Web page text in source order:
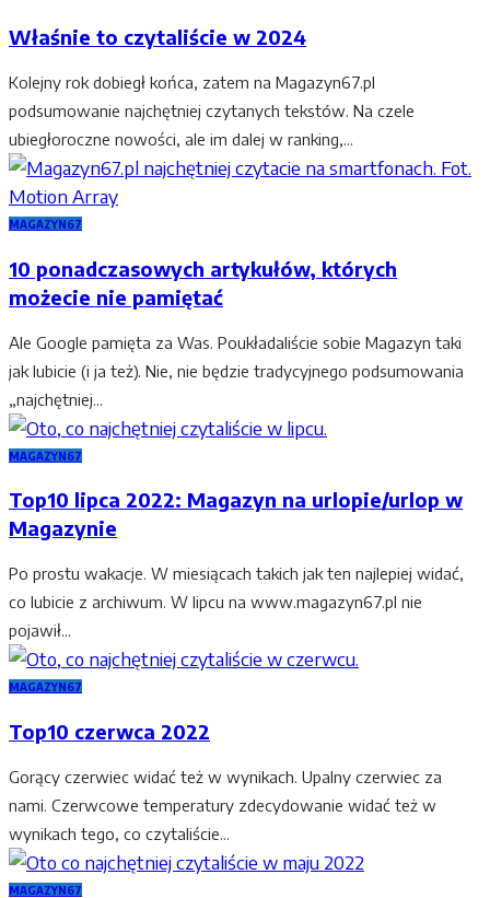
Właśnie to czytaliście w 2024
Kolejny rok dobiegł końca, zatem na Magazyn67.pl
podsumowanie najchętniej czytanych tekstów. Na czele
ubiegłoroczne nowości, ale im dalej w ranking,...
MAGAZYN67
10 ponadczasowych artykułów, których
możecie nie pamiętać
Ale Google pamięta za Was. Poukładaliście sobie Magazyn taki
jak lubicie (i ja też). Nie, nie będzie tradycyjnego podsumowania
„najchętniej...
MAGAZYN67
Top10 lipca 2022: Magazyn na urlopie/urlop w
Magazynie
Po prostu wakacje. W miesiącach takich jak ten najlepiej widać,
co lubicie z archiwum. W lipcu na www.magazyn67.pl nie
pojawił...
MAGAZYN67
Top10 czerwca 2022
Gorący czerwiec widać też w wynikach. Upalny czerwiec za
nami. Czerwcowe temperatury zdecydowanie widać też w
wynikach tego, co czytaliście...
MAGAZYN67